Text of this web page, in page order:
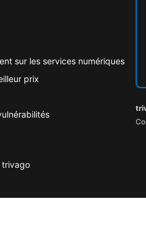
sur les services numériques
prix
trivago